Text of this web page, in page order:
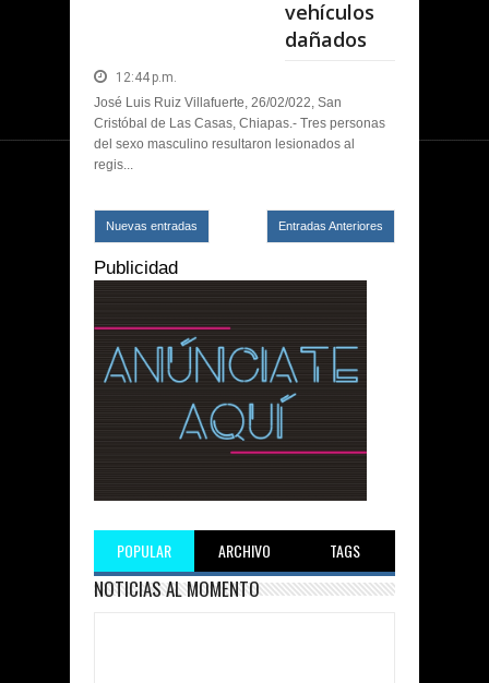
vehículos
dañados
12:44 p.m.
José Luis Ruiz Villafuerte, 26/02/022, San
Cristóbal de Las Casas, Chiapas.- Tres personas
del sexo masculino resultaron lesionados al
regis...
Nuevas entradas Entradas Anteriores
Publicidad
POPULAR ARCHIVO TAGS
NOTICIAS AL MOMENTO